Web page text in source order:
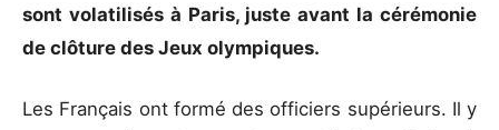
sont volatilisés à Paris, juste avant la cérémonie
de clôture des Jeux olympiques.
Les Français ont formé des officiers supérieurs. Il y